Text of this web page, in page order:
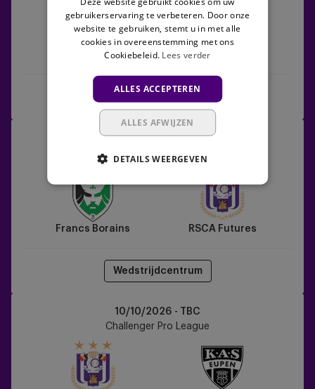
RSCA Futures Lokeren
Tickets Wedstrijdcentrum
18/09/2026 -20:00
Francs Borains RSCA Futures
Wedstrijdcentrum
10/10/2026 - TBC
Challenger Pro League
gebruikerservaring te verbeteren. Door onze
website te gebruiken, stemt u in met alle
cookies in overeenstemming met ons
Cookiebeleid. Lees verder
ALLES ACCEPTEREN
ALLES AFWIJZEN
DETAILS WEERGEVEN